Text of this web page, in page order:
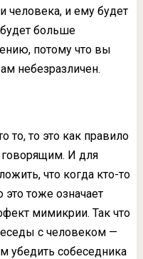
человека, и ему будет
больше
потому что вы
небезразличен.
то, то это как правило
говорящим. И для
что когда кто-то
это тоже означает
мимикрии. Так что
с человеком —
убедить собеседника